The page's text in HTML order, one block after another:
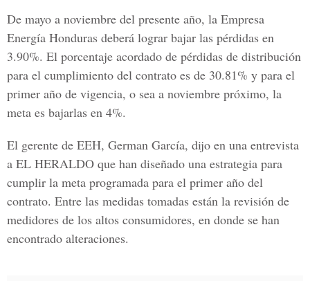
De mayo a noviembre del presente año, la Empresa
Energía Honduras deberá lograr bajar las pérdidas en
3.90%. El porcentaje acordado de pérdidas de distribución
para el cumplimiento del contrato es de 30.81% y para el
primer año de vigencia, o sea a noviembre próximo, la
meta es bajarlas en 4%.
El gerente de EEH, German García, dijo en una entrevista
a EL HERALDO que han diseñado una estrategia para
cumplir la meta programada para el primer año del
contrato. Entre las medidas tomadas están la revisión de
medidores de los altos consumidores, en donde se han
encontrado alteraciones.